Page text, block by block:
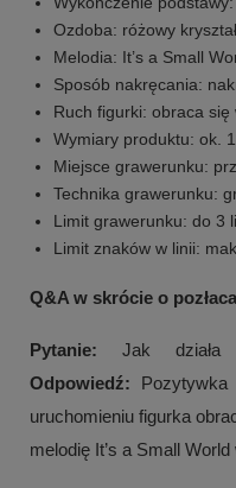
Ozdoba: różowy
Melodia: It’s a Small
Sposób nakręcania:
Ruch figurki: obraca się
Wymiary produktu: ok.
Miejsce grawerunku:
Technika grawerunku:
Limit grawerunku: do 3
Limit znaków w linii:
Q&A w skrócie o
Pytanie: Jak działa
Odpowiedź:
uruchomieniu figurka
melodię It’s a Small